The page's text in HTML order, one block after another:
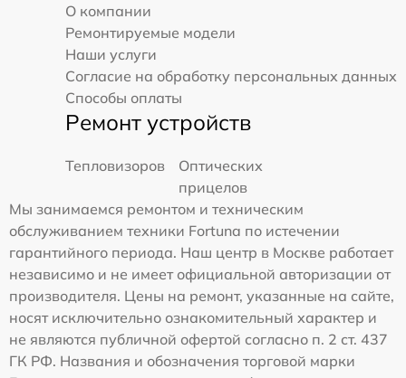
О компании
Ремонтируемые модели
Наши услуги
Согласие на обработку персональных данных
Способы оплаты
Ремонт устройств
Тепловизоров
Оптических
прицелов
Мы занимаемся ремонтом и техническим
обслуживанием техники Fortuna по истечении
гарантийного периода. Наш центр в Москве работает
независимо и не имеет официальной авторизации от
производителя. Цены на ремонт, указанные на сайте,
носят исключительно ознакомительный характер и
не являются публичной офертой согласно п. 2 ст. 437
ГК РФ. Названия и обозначения торговой марки